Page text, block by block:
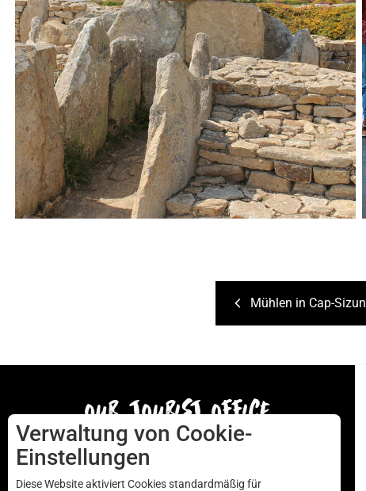
Mühlen in Cap-Sizun
our tourist office
Verwaltung von Cookie-
Einstellungen
Diese Website aktiviert Cookies standardmäßig für